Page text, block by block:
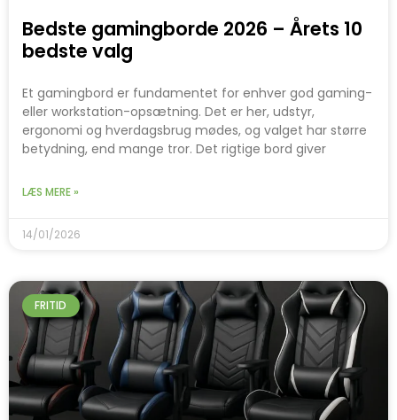
Bedste gamingborde 2026 – Årets 10
bedste valg
Et gamingbord er fundamentet for enhver god gaming-
eller workstation-opsætning. Det er her, udstyr,
ergonomi og hverdagsbrug mødes, og valget har større
betydning, end mange tror. Det rigtige bord giver
LÆS MERE »
14/01/2026
FRITID